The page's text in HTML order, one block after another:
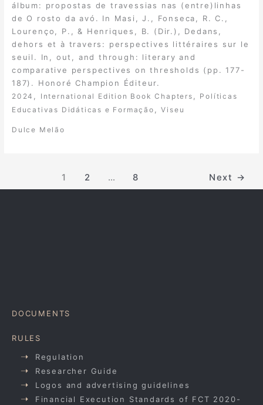
álbum: propostas de travessias nas (entre)linhas
de O rosto da avó. In Masi, J., Fonseca, R. C.,
Lourenço, P., & Henriques, B. (Dir.), Dedans,
dehors et à travers: perspectives littéraires sur le
seuil. In, out, and through: literary and
comparative perspectives on thresholds (pp. 177-
187). Honoré Champion Éditeur.
2024 International Edition Book Chapters
Políticas
Educativas Didáticas e Formação
,Viseu
Dulce Melão
1 2 … 8 Next →
DOCUMENTS
RULES
Regulation
Researcher Guide
Logos and advertising guidelines
Financial Execution Standards of FCT 2020-